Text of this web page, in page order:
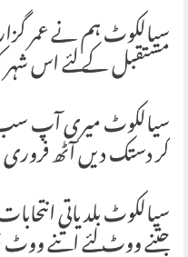
سیالکوٹ ہم نے عمر
مستقبل کے لئے اس شہر
سیالکوٹ میری آپ
کر دستک دیں آٹھ
سیالکوٹ بلدیاتی